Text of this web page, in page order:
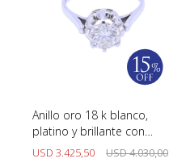
Anillo oro 18 k blanco,
platino y brillante con
engarce 6 puntas.
USD 3.425,50 USD4.030,00